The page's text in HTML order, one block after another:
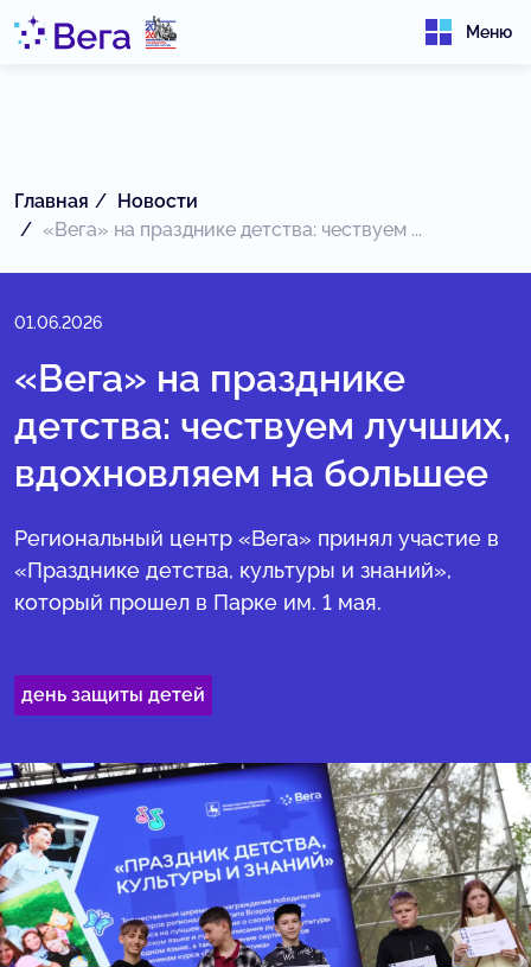
Меню
Главная
Новости
«Вега» на празднике детства: чествуем ...
01.06.2026
«Вега» на празднике
детства: чествуем лучших,
вдохновляем на большее
Региональный центр «Вега» принял участие в
«Празднике детства, культуры и знаний»,
который прошел в Парке им. 1 мая.
день защиты детей